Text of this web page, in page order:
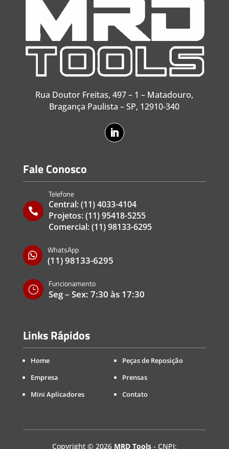
Rua Doutor Freitas, 497 – 1 – Matadouro,
Bragança Paulista – SP, 12910-340
Fale Conosco

Telefone
Central:(11) 4033-4104
Projetos:(11) 95418-5255
Comercial:(11) 98133-6295

WhatsApp
(11) 98133-6295
}
Funcionamento
Seg – Sex: 7:30 às 17:30
Links Rápidos
Home
Empresa
Mini Aplicadores
Peças de Reposição
Prensas
Contato
Copyright © 2026 MRD Tools- CNPJ: